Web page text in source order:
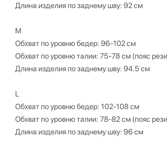
Длина изделия по заднему шву: 92 см
M
Обхват по уровню бедер: 96-102 см
Обхват по уровню талии: 75-78 см (пояс
Длина изделия по заднему шву: 94.5 см
L
Обхват по уровню бедер: 102-108 см
Обхват по уровню талии: 78-82 см (пояс
Длина изделия по заднему шву: 96 см